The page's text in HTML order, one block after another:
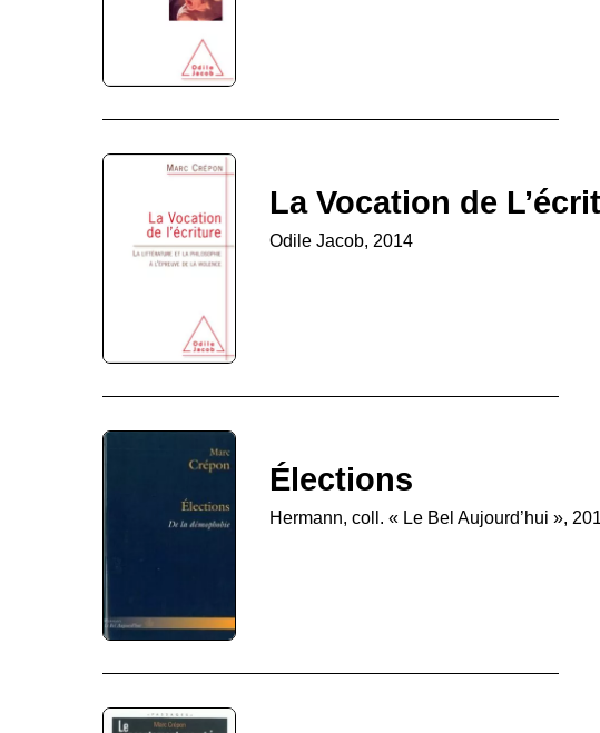
La Vocation de
Odile Jacob, 2014
Élections
Hermann, coll. « Le Bel Aujourd’hui »,